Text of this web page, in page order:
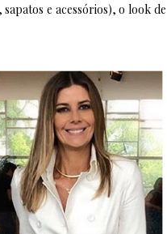
e acessórios), o look de